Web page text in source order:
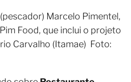
Marcelo Pimentel,
Food, que inclui o projeto
Carvalho (Itamae) Foto: